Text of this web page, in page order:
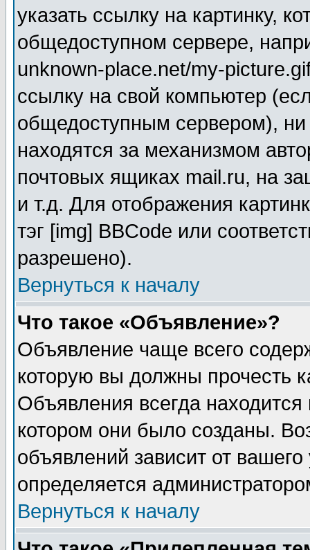
указать ссылку на картинку,
общедоступном сервере,
unknown-place.net/my-
ссылку на свой компьютер
общедоступным сервером), ни
находятся за механизмом
почтовых ящиках mail.ru, на
и т.д. Для отображения
тэг [img] BBCode или
разрешено).
Вернуться к началу
Что такое «Объявление»?
Объявление чаще всего
которую вы должны прочесть
Объявления всегда
котором они было созданы.
объявлений зависит от
определяется
Вернуться к началу